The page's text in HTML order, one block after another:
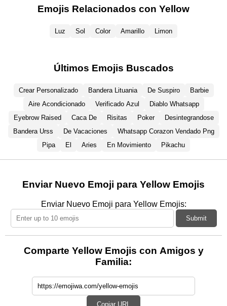
Emojis Relacionados con Yellow
Luz Sol Color Amarillo Limon
Últimos Emojis Buscados
Crear Personalizado Bandera Lituania De Suspiro
Barbie
Aire Acondicionado
Verificado Azul
Diablo Whatsapp
Eyebrow Raised
Caca De Risitas Poker
Desintegrandose
Bandera Urss
De Vacaciones
Whatsapp Corazon Vendado Png
Pipa
El Aries En Movimiento Pikachu
Enviar Nuevo Emoji para Yellow Emojis
Enviar Nuevo Emoji para Yellow Emojis:
Submit
Comparte Yellow Emojis con Amigos y
Familia:
Copiar URL